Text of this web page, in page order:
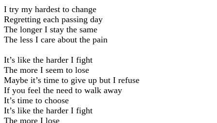
I try my hardest to change
Regretting each passing day
The longer I stay the same
The less I care about the pain
It’s like the harder I fight
The more I seem to lose
Maybe it’s time to give up but I refuse
If you feel the need to walk away
It’s time to choose
It’s like the harder I fight
The more I lose